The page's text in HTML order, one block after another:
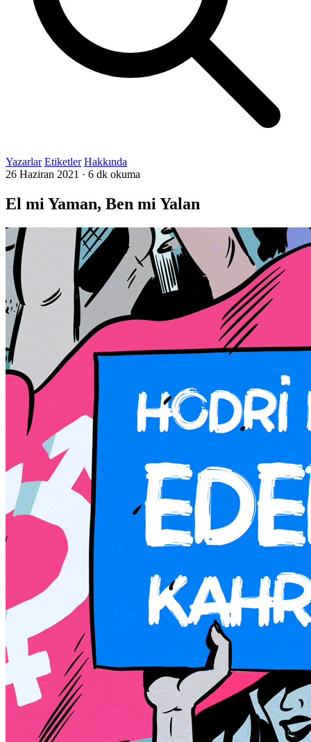
Yazarlar Etiketler Hakkında
26 Haziran 2021 · 6 dk okuma
El mi Yaman, Ben mi Yalan